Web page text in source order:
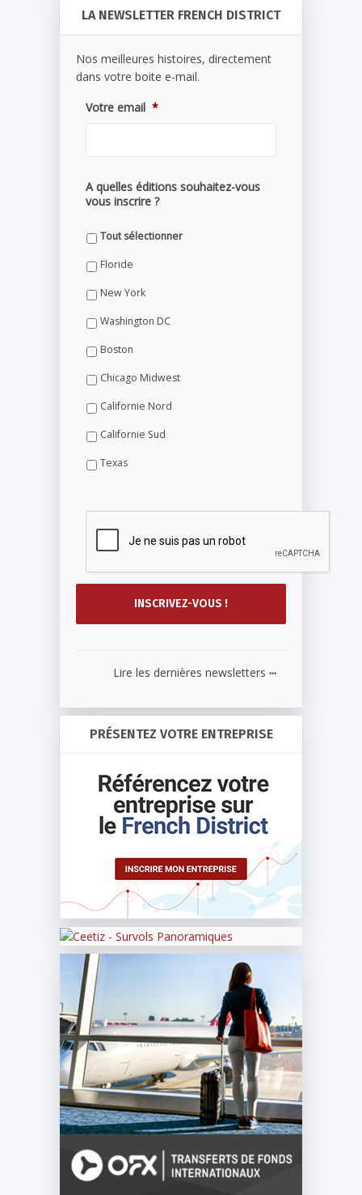
LA NEWSLETTER FRENCH DISTRICT
Nos meilleures histoires, directement
dans votre boite e-mail.
Votre email *
A quelles éditions souhaitez-vous
vous inscrire ?
Tout sélectionner
Floride
New York
Washington DC
Boston
Chicago Midwest
Californie Nord
Californie Sud
Texas
Lire les dernières newsletters ...
PRÉSENTEZ VOTRE ENTREPRISE